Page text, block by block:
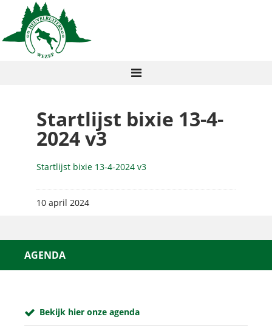
Startlijst bixie 13-4-
2024 v3
Startlijst bixie 13-4-2024 v3
10 april 2024
AGENDA
Bekijk hier onze agenda